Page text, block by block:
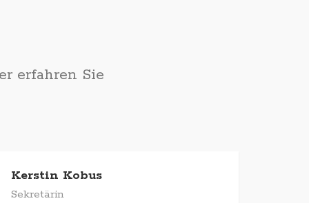
erfahren Sie
Kerstin Kobus
Sekretärin